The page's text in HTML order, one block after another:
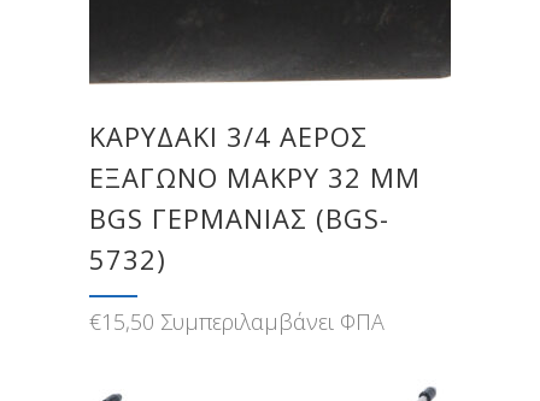
ΚΑΡΥΔΆΚΙ 3/4 ΑΈΡΟΣ
ΕΞΆΓΩΝΟ ΜΑΚΡΎ 32 MM
BGS ΓΕΡΜΑΝΊΑΣ (BGS-
5732)
€15,50 Συμπεριλαμβάνει ΦΠΑ